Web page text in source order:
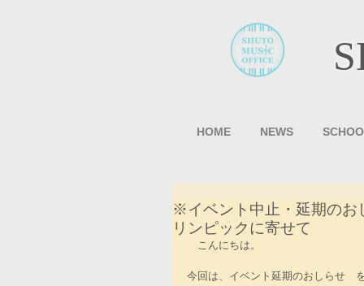
HOME NEWS
※イベント中止・延期の
リンピックに寄せて
こんにちは。
今回は、イベント延期のおしらせ　